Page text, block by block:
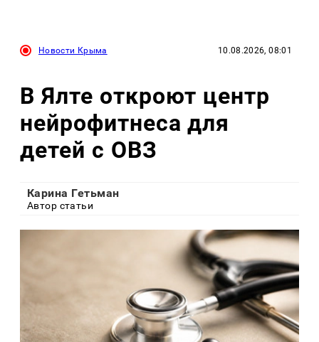
Новости Крыма 10.08.2026, 08:01
В Ялте откроют центр
нейрофитнеса для
детей с ОВЗ
Карина Гетьман
Автор статьи